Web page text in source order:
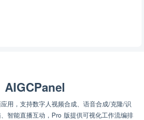
AIGCPanel
用，支持数字人视频合成、语音合成/克隆/识
智能直播互动，Pro 版提供可视化工作流编排